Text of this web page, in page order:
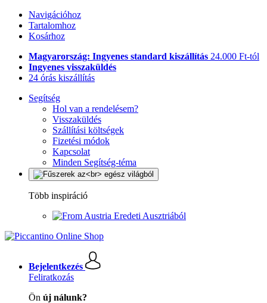
Navigációhoz
Tartalomhoz
Kosárhoz
Magyarország: Ingyenes standard kiszállítás 24.000 Ft-tól
Ingyenes visszaküldés
24 órás kiszállítás
Segítség
Hol van a rendelésem?
Visszaküldés
Szállítási költségek
Fizetési módok
Kapcsolat
Minden Segítség-téma
Több inspiráció
Eredeti Ausztriából
Bejelentkezés
Feliratkozás
Ön új nálunk?